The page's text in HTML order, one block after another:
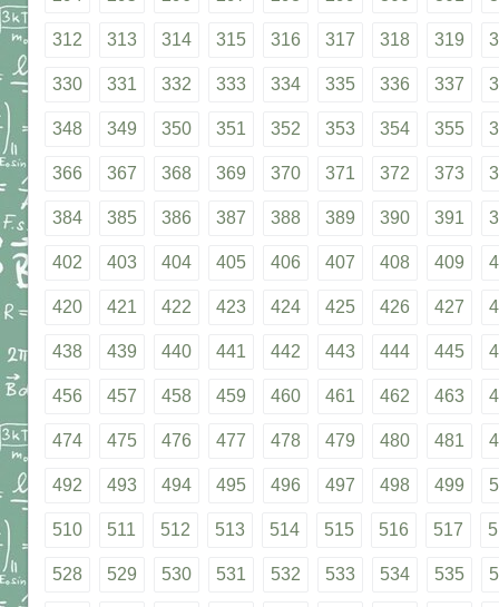
312 313 314 315 316 317 318 319
330 331 332 333 334 335 336 337
348 349 350 351 352 353 354 355
366 367 368 369 370 371 372 373
384 385 386 387 388 389 390 391
402 403 404 405 406 407 408 409
420 421 422 423 424 425 426 427
438 439 440 441 442 443 444 445
456 457 458 459 460 461 462 463
474 475 476 477 478 479 480 481
492 493 494 495 496 497 498 499
510 511 512 513 514 515 516 517
528 529 530 531 532 533 534 535